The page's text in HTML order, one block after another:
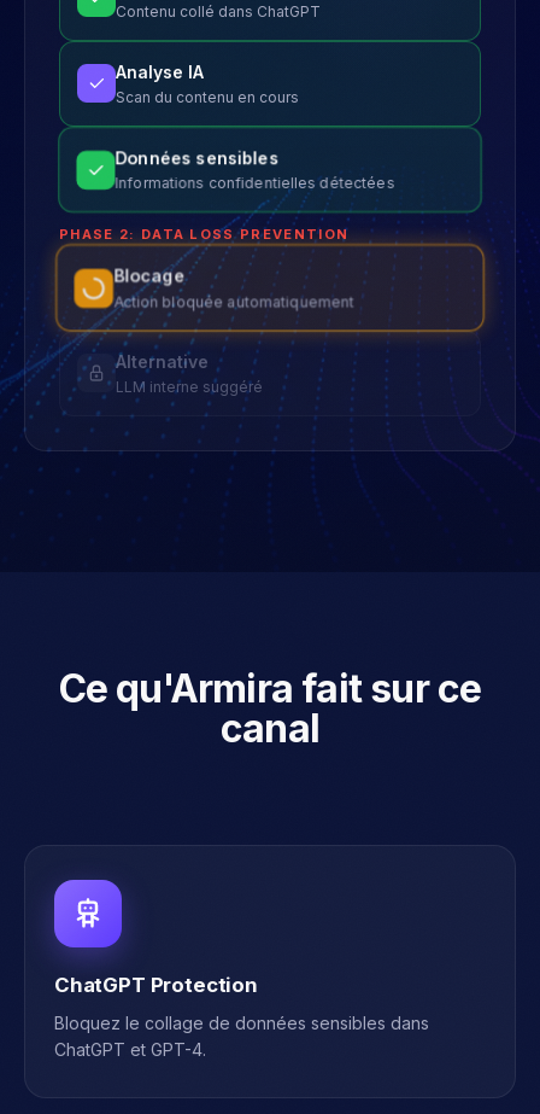
Contenu collé dans ChatGPT
Analyse IA
Scan du contenu en cours
Données sensibles
Informations confidentielles détectées
PHASE 2: DATA LOSS PREVENTION
Blocage
Action bloquée automatiquement
Alternative
LLM interne suggéré
Bloquez le collage de données sensibles dans